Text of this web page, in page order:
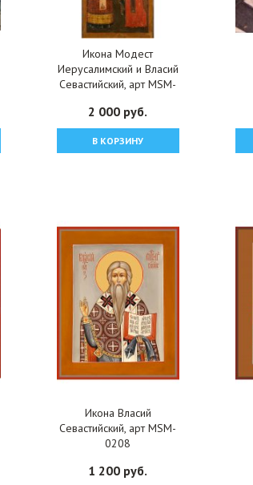
Икона Модест
Иерусалимский и Власий
Севастийский, арт MSM-
2 000 руб.
В КОРЗИНУ
Икона Власий
Севастийский, арт MSM-
0208
1 200 руб.